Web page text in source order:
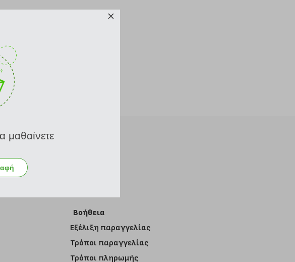
στο newsletter
Βοήθεια
Εξέλιξη παραγγελίας
Τρόποι παραγγελίας
Τρόποι πληρωμής
μαθαίνετε